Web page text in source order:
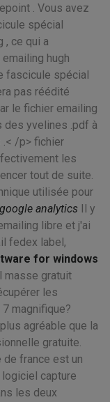
. Vous avez
spécial
, ce qui a
hugh
fascicule spécial
pas réédité
le fichier emailing
des yvelines .pdf à
/p> fichier
les
tout de suite.
utilisée pour
analytics Il y
libre et j'ai
fedex label,
for windows
masse gratuit
les
magnifique?
agréable que la
gratuite.
france est un
logiciel capture
les deux